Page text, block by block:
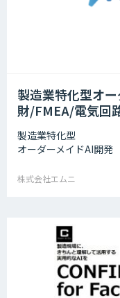
製造業特化型オ
財/FMEA/電気回
製造業特化型
オーダーメイドAI開発
株式会社エムニ